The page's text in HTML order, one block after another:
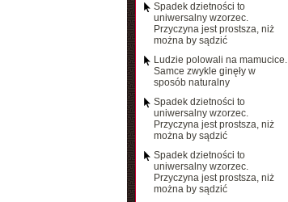
Spadek dzietności to
uniwersalny wzorzec.
Przyczyna jest prostsza, niż
można by sądzić
Ludzie polowali na mamucice.
Samce zwykle ginęły w
sposób naturalny
Spadek dzietności to
uniwersalny wzorzec.
Przyczyna jest prostsza, niż
można by sądzić
Spadek dzietności to
uniwersalny wzorzec.
Przyczyna jest prostsza, niż
można by sądzić